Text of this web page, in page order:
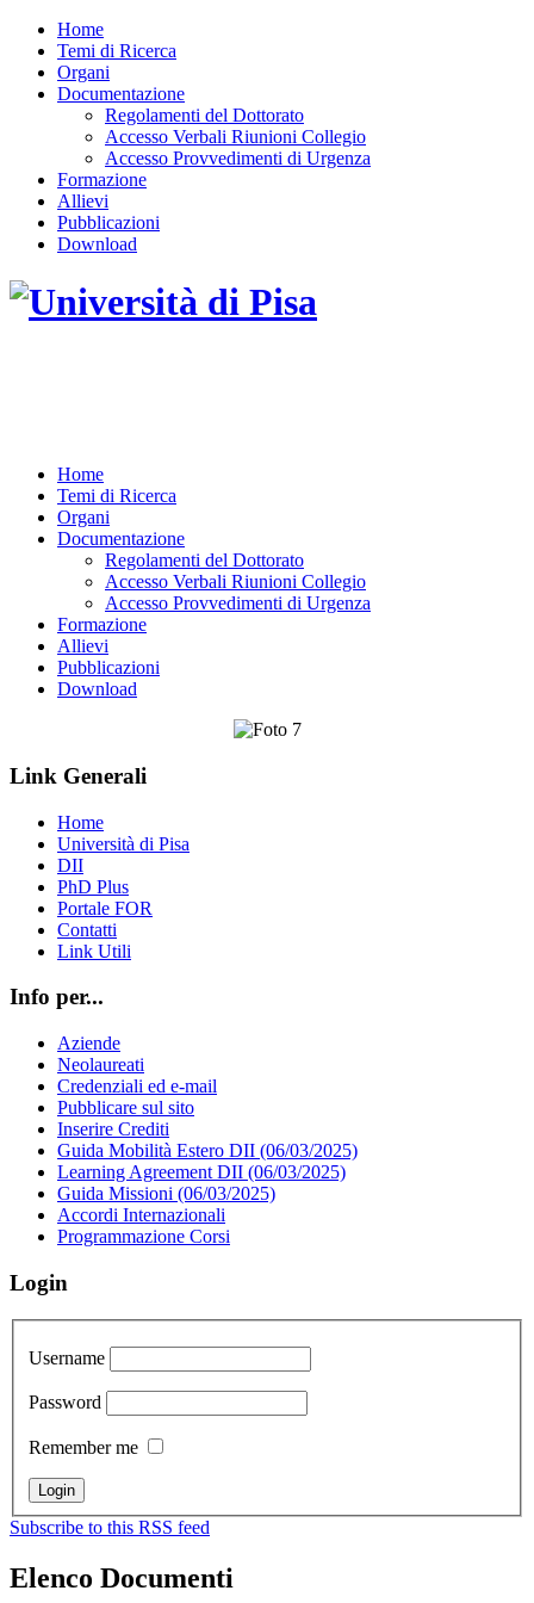
Home
Temi di Ricerca
Organi
Documentazione
Regolamenti del Dottorato
Accesso Verbali Riunioni Collegio
Accesso Provvedimenti di Urgenza
Formazione
Allievi
Pubblicazioni
Download
Home
Temi di Ricerca
Organi
Documentazione
Regolamenti del Dottorato
Accesso Verbali Riunioni Collegio
Accesso Provvedimenti di Urgenza
Formazione
Allievi
Pubblicazioni
Download
Link Generali
Home
Università di Pisa
DII
PhD Plus
Portale FOR
Contatti
Link Utili
Info per...
Aziende
Neolaureati
Credenziali ed e-mail
Pubblicare sul sito
Inserire Crediti
Guida Mobilità Estero DII (06/03/2025)
Learning Agreement DII (06/03/2025)
Guida Missioni (06/03/2025)
Accordi Internazionali
Programmazione Corsi
Login
Username
Password
Remember me
Subscribe to this RSS feed
Elenco Documenti